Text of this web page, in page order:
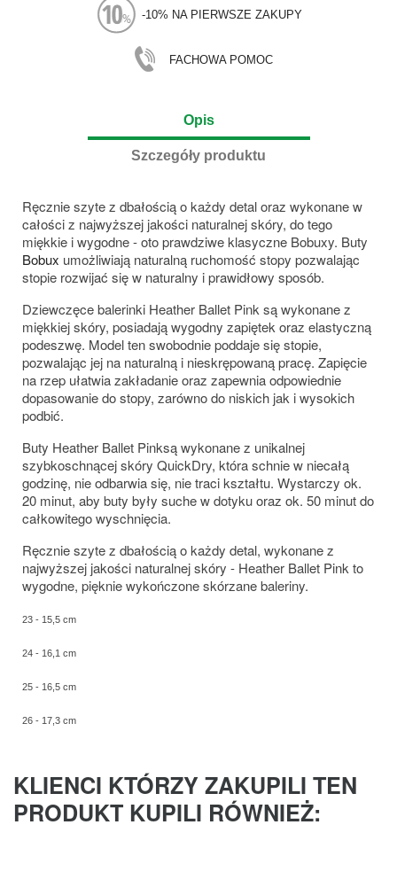
-10% NA PIERWSZE ZAKUPY
FACHOWA POMOC
Opis
Szczegóły produktu
Ręcznie szyte z dbałością o każdy detal oraz wykonane w
całości z najwyższej jakości naturalnej skóry, do tego
miękkie i wygodne - oto prawdziwe klasyczne Bobuxy. Buty
Bobux umożliwiają naturalną ruchomość stopy pozwalając
stopie rozwijać się w naturalny i prawidłowy sposób.
Dziewczęce balerinki Heather Ballet Pink są wykonane z
miękkiej skóry, posiadają wygodny zapiętek oraz elastyczną
podeszwę. Model ten swobodnie poddaje się stopie,
pozwalając jej na naturalną i nieskrępowaną pracę. Zapięcie
na rzep ułatwia zakładanie oraz zapewnia odpowiednie
dopasowanie do stopy, zarówno do niskich jak i wysokich
podbić.
Buty Heather Ballet Pinksą wykonane z unikalnej
szybkoschnącej skóry QuickDry, która schnie w niecałą
godzinę, nie odbarwia się, nie traci kształtu. Wystarczy ok.
20 minut, aby buty były suche w dotyku oraz ok. 50 minut do
całkowitego wyschnięcia.
Ręcznie szyte z dbałością o każdy detal, wykonane z
najwyższej jakości naturalnej skóry - Heather Ballet Pink to
wygodne, pięknie wykończone skórzane baleriny.
23 - 15,5 cm
24 - 16,1 cm
25 - 16,5 cm
26 - 17,3 cm
KLIENCI KTÓRZY ZAKUPILI TEN
PRODUKT KUPILI RÓWNIEŻ: